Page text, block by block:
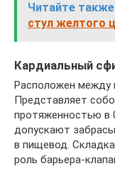
Читайте
стул желтого
Кардиальный
Расположен между
Представляет
протяженностью в
допускают
в пищевод.
роль барьера-